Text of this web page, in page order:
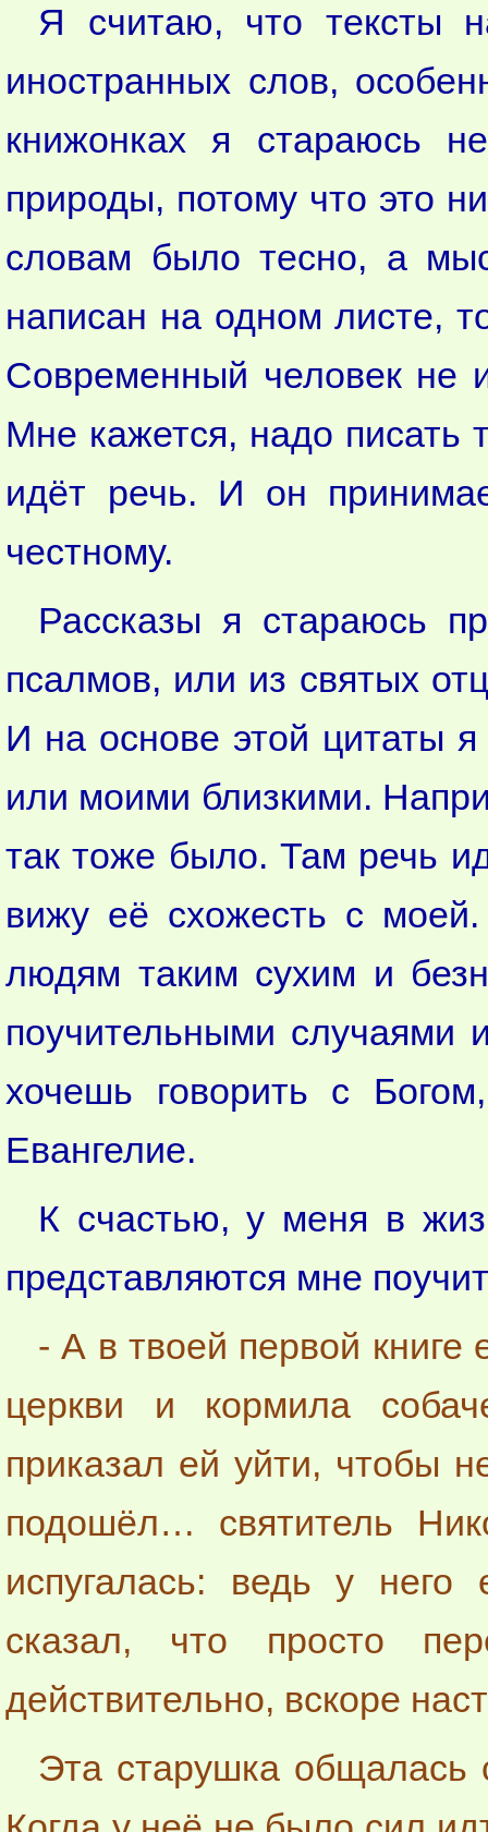
Я считаю, что тексты
иностранных слов,
книжонках я стараюсь
природы, потому что это
словам было тесно, а
написан на одном листе,
Современный человек не
Мне кажется, надо писать
идёт речь. И он
честному.
Рассказы я стараюсь
псалмов, или из святых
И на основе этой цитаты
или моими близкими.
так тоже было. Там речь
вижу её схожесть с
людям таким сухим и
поучительными случаями
хочешь говорить с
Евангелие.
К счастью, у меня в
представляются мне
- А в твоей первой книге
церкви и кормила
приказал ей уйти, чтобы
подошёл… святитель
испугалась: ведь у него
сказал, что просто
действительно, вскоре
Эта старушка общалась